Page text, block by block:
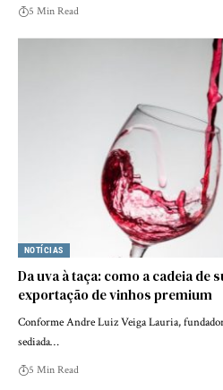
5 Min Read
NOTÍCIAS
Da uva à taça: como a cadeia
exportação de vinhos premium
Conforme Andre Luiz Veiga Lauria,
sediada…
5 Min Read